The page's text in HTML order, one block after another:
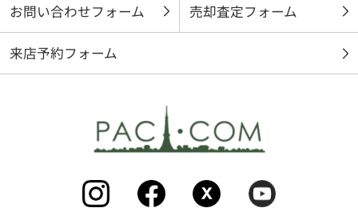
お問い合わせフォーム 売却査定フォーム
来店予約フォーム